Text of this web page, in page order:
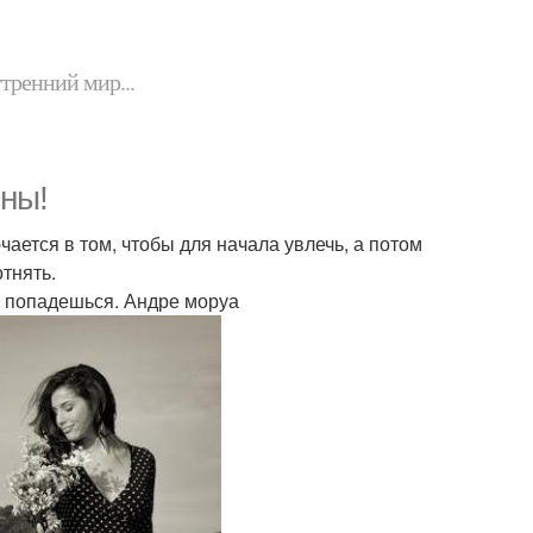
мир...
в том, чтобы для начала увлечь, а потом
Андре моруа